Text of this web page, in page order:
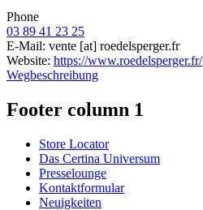
Phone
03 89 41 23 25
E-Mail: vente [at] roedelsperger.fr
Website: https://www.roedelsperger.fr/
Wegbeschreibung
Footer column 1
Store Locator
Das Certina Universum
Presselounge
Kontaktformular
Neuigkeiten